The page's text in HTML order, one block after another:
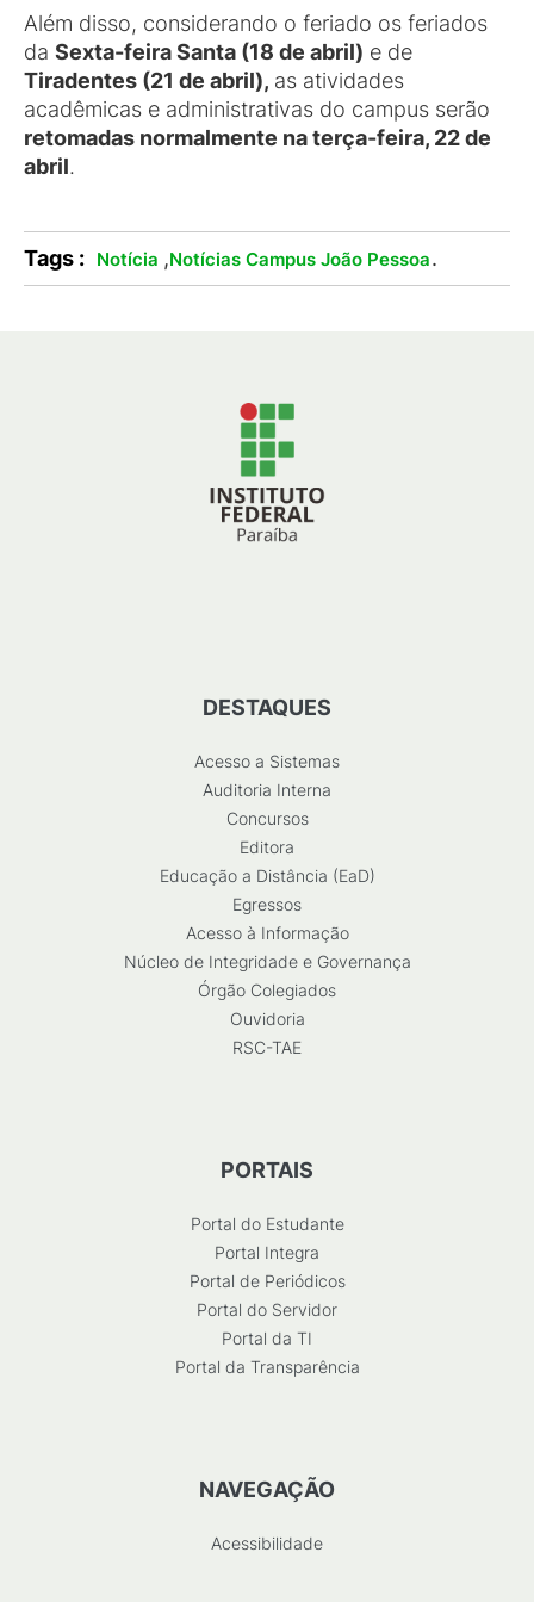
Além disso, considerando o feriado os feriados
da Sexta-feira Santa (18 de abril) e de
Tiradentes (21 de abril), as atividades
acadêmicas e administrativas do campus serão
retomadas normalmente na terça-feira, 22 de
abril.
Tags : Notícia ,Notícias Campus João Pessoa.
DESTAQUES
Acesso a Sistemas
Auditoria Interna
Concursos
Editora
Educação a Distância (EaD)
Egressos
Acesso à Informação
Núcleo de Integridade e Governança
Órgão Colegiados
Ouvidoria
RSC-TAE
PORTAIS
Portal do Estudante
Portal Integra
Portal de Periódicos
Portal do Servidor
Portal da TI
Portal da Transparência
NAVEGAÇÃO
Acessibilidade